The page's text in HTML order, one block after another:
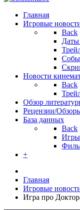
Главная
Игровые
Back
Даты
Новости
Back
Обзор
Рецензии/
База данных
Back
Игры
+
Главная
Игровые
Игра про